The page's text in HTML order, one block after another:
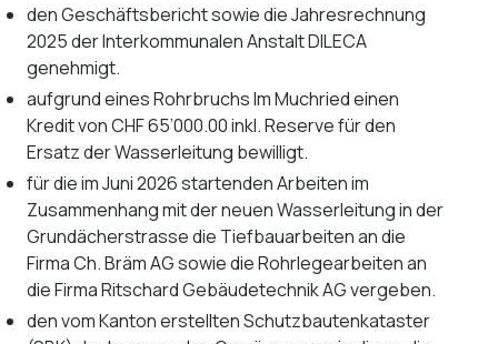
den Geschäftsbericht sowie die Jahresrechnung
2025 der Interkommunalen Anstalt DILECA
genehmigt.
aufgrund eines Rohrbruchs Im Muchried einen
Kredit von CHF 65’000.00 inkl. Reserve für den
Ersatz der Wasserleitung bewilligt.
für die im Juni 2026 startenden Arbeiten im
Zusammenhang mit der neuen Wasserleitung in der
Grundächerstrasse die Tiefbauarbeiten an die
Firma Ch. Bräm AG sowie die Rohrlegearbeiten an
die Firma Ritschard Gebäudetechnik AG vergeben.
den vom Kanton erstellten Schutzbautenkataster